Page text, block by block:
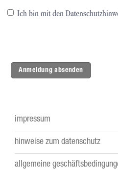
Ich bin mit den
Anmeldung absenden
Footer
menu
impressum
hinweise zum datenschutz
allgemeine